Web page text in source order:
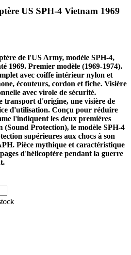
US SPH-4 Vietnam 1969
de l'US Army, modèle SPH-4,
1969. Premier modèle (1969-1974).
avec coiffe intérieur nylon et
écouteurs, cordon et fiche. Visière
avec virole de sécurité.
transport d'origine, une visière de
d'utilisation. Conçu pour réduire
l'indiquent les deux premières
(Sound Protection), le modèle SPH-4
supérieures aux chocs à son
Pièce mythique et caractéristique
d'hélicoptère pendant la guerre